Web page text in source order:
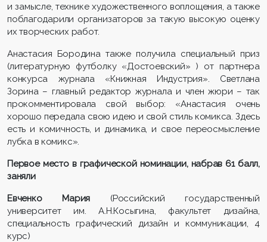
и замысле, технике художественного воплощения, а также
поблагодарили организаторов за такую высокую оценку
их творческих работ.
Анастасия Бородина также получила специальный приз
(литературную футболку «Достоевский» ) от партнера
конкурса журнала «Книжная Индустрия». Светлана
Зорина – главный редактор журнала и член жюри – так
прокомментировала свой выбор: «Анастасия очень
хорошо передала свою идею и свой стиль комикса. Здесь
есть и комичность, и динамика, и свое переосмысление
лубка в комикс».
Первое место в графической номинации, набрав 61 балл,
заняли
Евченко Мария (Российский государственный
университет им. А.Н.Косыгина, факультет дизайна,
специальность графический дизайн и коммуникации, 4
курс)